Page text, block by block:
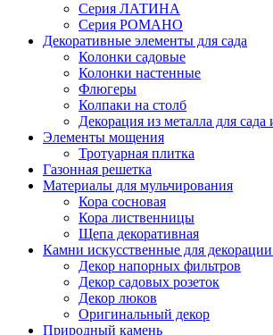
Серия ЛАТИНА
Серия РОМАНО
Декоративные элементы для сада
Колонки садовые
Колонки настенные
Флюгеры
Колпаки на столб
Декорация из металла для сада
Элементы мощения
Тротуарная плитка
Газонная решетка
Материалы для мульчирования
Кора сосновая
Кора лиственницы
Щепа декоративная
Камни искусственные для декорации
Декор напорных фильтров
Декор садовых розеток
Декор люков
Оригинальный декор
Природный камень